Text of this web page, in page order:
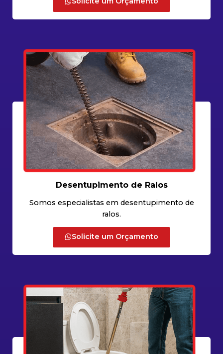
Desentupimento de Ralos
Somos especialistas em desentupimento de
ralos.
Solicite um Orçamento